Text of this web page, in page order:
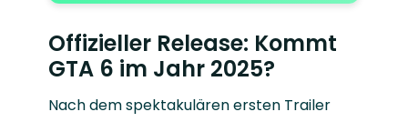
Offizieller Release: Kommt
GTA 6 im Jahr 2025?
Nach dem spektakulären ersten Trailer